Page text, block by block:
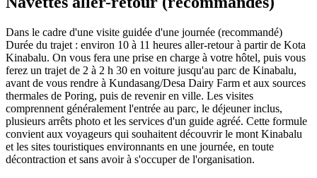
Dans le cadre d'une visite guidée d'une journée (recommandé)
Durée du trajet : environ 10 à 11 heures aller-retour à partir de Kota
Kinabalu. On vous fera une prise en charge à votre hôtel, puis vous
ferez un trajet de 2 à 2 h 30 en voiture jusqu'au parc de Kinabalu,
avant de vous rendre à Kundasang/Desa Dairy Farm et aux sources
thermales de Poring, puis de revenir en ville. Les visites
comprennent généralement l'entrée au parc, le déjeuner inclus,
plusieurs arrêts photo et les services d'un guide agréé. Cette formule
convient aux voyageurs qui souhaitent découvrir le mont Kinabalu
et les sites touristiques environnants en une journée, en toute
décontraction et sans avoir à s'occuper de l'organisation.